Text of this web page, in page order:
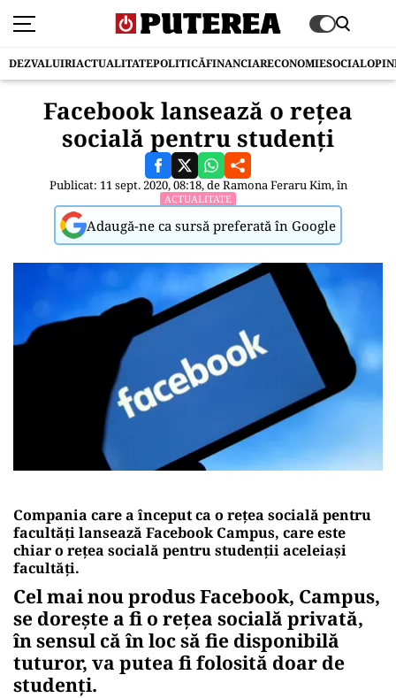
DEZVALUIRIACTUALITATEPOLITICĂFINANCIARECONOMIESOCIAL
Facebook lansează o reţea
socială pentru studenţi
Publicat: 11 sept. 2020, 08:18, deRamona Feraru Kim, în
ACTUALITATE
Adaugă-ne ca sursă preferată în Google
Compania care a început ca o reţea socială pentru
facultăţi lansează Facebook Campus, care este
chiar o reţea socială pentru studenţii aceleiaşi
facultăţi.
Cel mai nou produs Facebook, Campus,
se doreşte a fi o reţea socială privată,
în sensul că în loc să fie disponibilă
tuturor, va putea fi folosită doar de
studenţi.